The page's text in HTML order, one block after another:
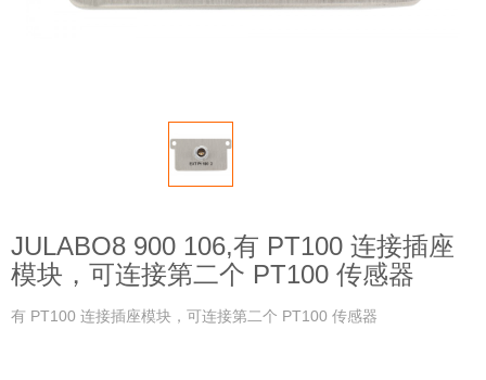
JULABO8 900 106,有 PT100 连接插座
模块，可连接第二个 PT100 传感器
有 PT100 连接插座模块，可连接第二个 PT100 传感器